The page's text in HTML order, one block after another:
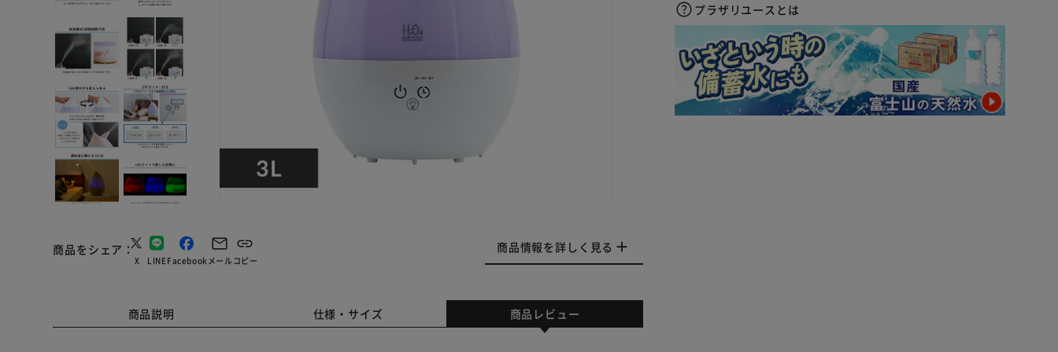
商品をシェア
X LINEFacebook メールコピー
商品情報を詳しく見る
プラザリユースとは
商品説明 仕様・サイズ 商品レビュー